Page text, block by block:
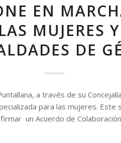
EN
MUJERES
DE
, a través de su
para las mujeres.
un Acuerdo de